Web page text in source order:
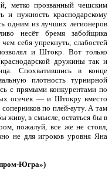
метко прозванный чешским
и нужность краснодарскому
одним из лучших легионеров
несёт бремя забойщика
себя упрекнуть, слабостей
и Штокр. Вот только
дружины так и
Спохватившись в конце
плотность турнирной
с прямыми конкурентами по
осечек — и Штокру вместо
по плей-ауту. А там
живу, в смысле, остаться бы в
пожалуй, все же не стоял,
не для игроков уровня Яна
Югра»)